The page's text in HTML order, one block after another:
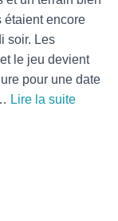
étaient encore
soir. Les
le jeu devient
pour une date
Lire la suite: